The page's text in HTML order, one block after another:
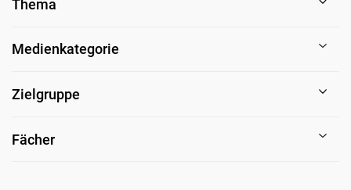
Thema
Medienkategorie
Zielgruppe
Fächer